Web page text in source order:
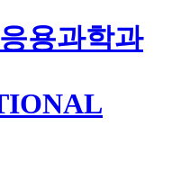
용과학과